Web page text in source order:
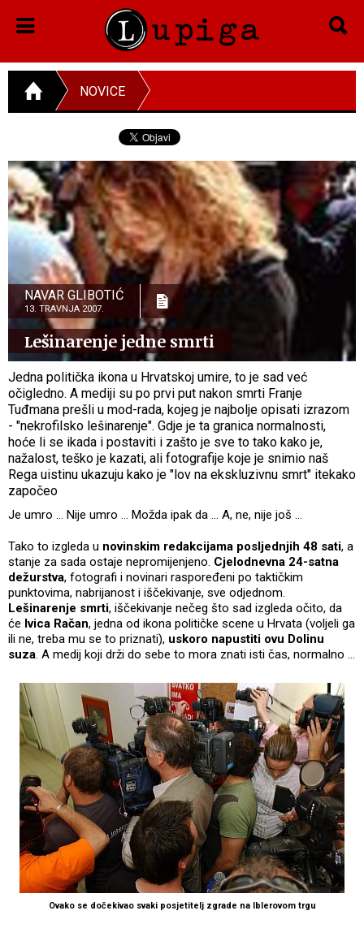
NOVICE
NAVAR GLIBOTIĆ
13. TRAVNJA 2007.
Lešinarenje jedne smrti
Jedna politička ikona u Hrvatskoj umire, to je sad već
očigledno. A mediji su po prvi put nakon smrti Franje
Tuđmana prešli u mod-rada, kojeg je najbolje opisati izrazom
- "nekrofilsko lešinarenje". Gdje je ta granica normalnosti,
hoće li se ikada i postaviti i zašto je sve to tako kako je,
nažalost, teško je kazati, ali fotografije koje je snimio naš
Rega uistinu ukazuju kako je "lov na ekskluzivnu smrt" itekako
započeo
Je umro ... Nije umro ... Možda ipak da ... A, ne, nije još ...
Tako to izgleda u novinskim redakcijama posljednjih 48 sati, a
stanje za sada ostaje nepromijenjeno. Cjelodnevna 24-satna
dežurstva, fotografi i novinari raspoređeni po taktičkim
punktovima, nabrijanost i iščekivanje, sve odjednom.
Lešinarenje smrti, iščekivanje nečeg što sad izgleda očito, da
će Ivica Račan, jedna od ikona političke scene u Hrvata (voljeli ga
ili ne, treba mu se to priznati), uskoro napustiti ovu Dolinu
suza. A medij koji drži do sebe to mora znati isti čas, normalno ...
Ovako se dočekivao svaki posjetitelj zgrade na Iblerovom trgu